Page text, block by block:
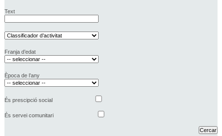
Text
Franja d’edat
Època de l’any
És prescipció social
És servei comunitari